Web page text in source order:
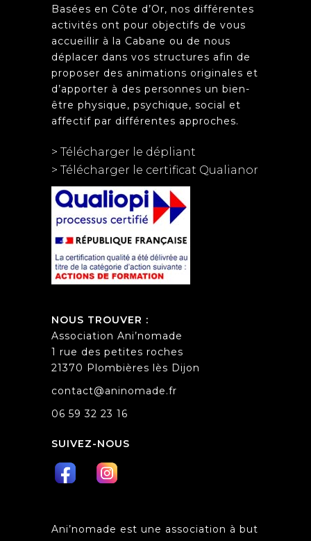
Basées en Côte d’Or, nos différentes
activités ont pour objectifs de vous
accueillir à la Cabane ou de nous
déplacer dans vos structures afin de
proposer des animations originales et
d’apporter à des personnes un bien-
être physique, psychique, social et
affectif par différentes approches.
> Télécharger le dépliant
> Télécharger le certificat Qualianor
NOUS TROUVER :
Association Ani’nomade
1 rue des petites roches
21370 Plombières lès Dijon
contact@aninomade.fr
06 59 32 23 16
SUIVEZ-NOUS
Ani’nomade est une association à but